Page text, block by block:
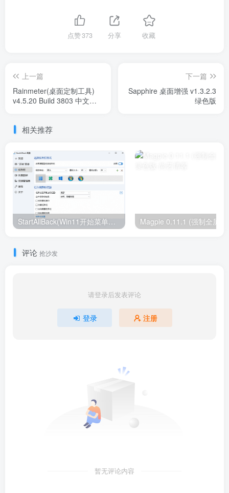
点赞373 分享 收藏
上一篇
Rainmeter(桌面定制工具)
v4.5.20 Build 3803 中文绿
下一篇
Sapphire 桌面增强 v1.3.2.3
绿色版
相关推荐
StartAllBack(Win11开始菜单增强工具) v3.8.8.5155 Stable 破解版
评论 抢沙发
请登录后发表评论
登录 注册
暂无评论内容